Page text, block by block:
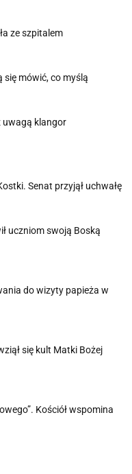
ze szpitalem
się mówić, co myślą
uwagą klangor
Senat przyjął uchwałę
uczniom swoją Boską
do wizyty papieża w
się kult Matki Bożej
Kościół wspomina